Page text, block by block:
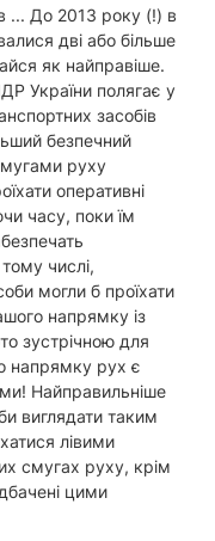
... До 2013 року (!) в
дві або більше
як найправіше.
України полягає у
засобів
безпечний
руху
оперативні
часу, поки їм
числі,
могли б проїхати
напрямку із
зустрічною для
напрямку рух є
Найправильніше
виглядати таким
лівими
смугах руху, крім
цими